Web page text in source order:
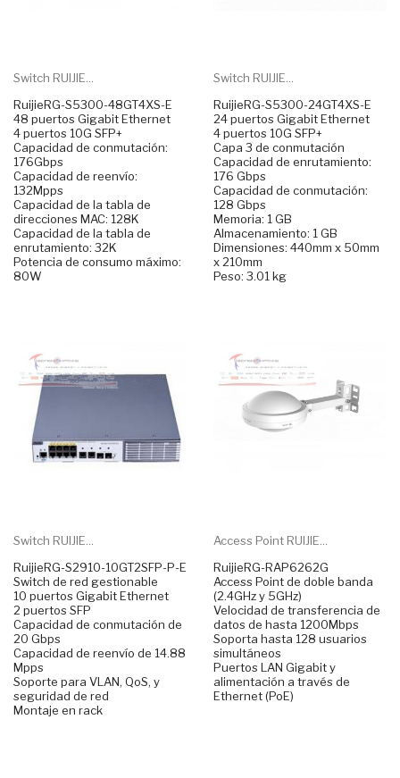
Switch RUIJIE...
RuijieRG-S5300-48GT4XS-E
48 puertos Gigabit Ethernet
4 puertos 10G SFP+
Capacidad de conmutación:
176Gbps
Capacidad de reenvío:
132Mpps
Capacidad de la tabla de
direcciones MAC: 128K
Capacidad de la tabla de
enrutamiento: 32K
Potencia de consumo máximo:
80W
Switch RUIJIE...
RuijieRG-S5300-24GT4XS-E
24 puertos Gigabit Ethernet
4 puertos 10G SFP+
Capa 3 de conmutación
Capacidad de enrutamiento:
176 Gbps
Capacidad de conmutación:
128 Gbps
Memoria: 1 GB
Almacenamiento: 1 GB
Dimensiones: 440mm x 50mm
x 210mm
Peso: 3.01 kg
Switch RUIJIE...
RuijieRG-S2910-10GT2SFP-P-E
Switch de red gestionable
10 puertos Gigabit Ethernet
2 puertos SFP
Capacidad de conmutación de
20 Gbps
Capacidad de reenvío de 14.88
Mpps
Soporte para VLAN, QoS, y
seguridad de red
Montaje en rack
Access Point RUIJIE...
RuijieRG-RAP6262G
Access Point de doble banda
(2.4GHz y 5GHz)
Velocidad de transferencia de
datos de hasta 1200Mbps
Soporta hasta 128 usuarios
simultáneos
Puertos LAN Gigabit y
alimentación a través de
Ethernet (PoE)